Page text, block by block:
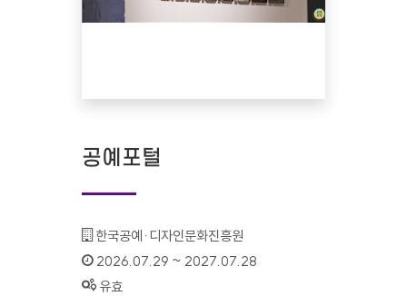
공예포털
기관명 :
한국공예·디자인문화진흥원
인증기간 :
2026.07.29 ~ 2027.07.28
상태 :
유효